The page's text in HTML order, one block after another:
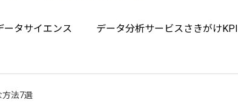
ータサイエンス データ分析サービスさきがけKPI
方法7選